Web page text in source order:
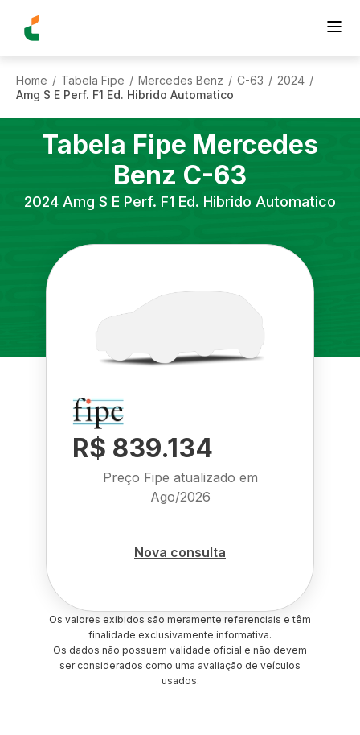
Home / Tabela Fipe / Mercedes Benz / C-63 / 2024 /
Amg S E Perf. F1 Ed. Hibrido Automatico
Tabela Fipe Mercedes
Benz C-63
2024 Amg S E Perf. F1 Ed. Hibrido Automatico
R$ 839.134
Preço Fipe atualizado em
Ago/2026
Nova consulta
Os valores exibidos são meramente referenciais e têm
finalidade exclusivamente informativa.
Os dados não possuem validade oficial e não devem
ser considerados como uma avaliação de veículos
usados.